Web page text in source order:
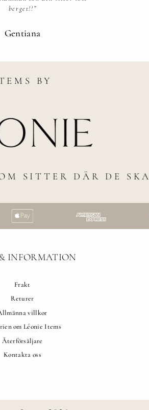
berget!!”​
Gentiana
BY
SITTER DÄR DE SKA
INFORMATION
Frakt
Returer
villkor
om Léonie Items
Återförsäljare
Kontakta oss